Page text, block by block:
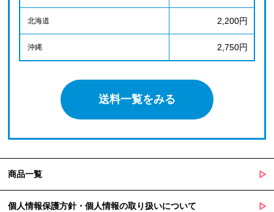
北海道 2,200円
沖縄 2,750円
送料一覧をみる
商品一覧
個人情報保護方針・個人情報の取り扱いについて